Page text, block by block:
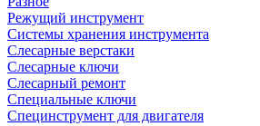
Режущий инструмент
Системы хранения инструмента
Слесарные верстаки
Слесарные ключи
Слесарный ремонт
Специальные ключи
Специнструмент для двигателя